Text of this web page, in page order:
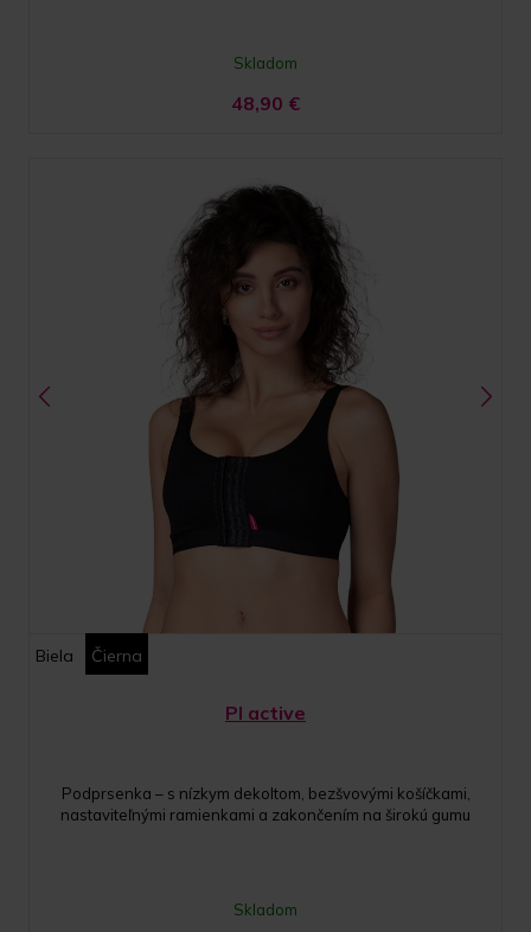
Skladom
48,90 €
Biela Čierna
PI active
Podprsenka – s nízkym dekoltom, bezšvovými košíčkami,
nastaviteľnými ramienkami a zakončením na širokú gumu
Skladom